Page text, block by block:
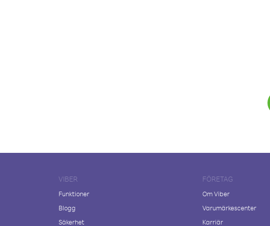
VIBER
Funktioner
Blogg
Säkerhet
FÖRETAG
Om Viber
Varumärkescenter
Karriär